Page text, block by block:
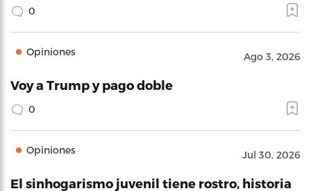
0
Opiniones Ago 3, 2026
Voy a Trump y pago doble
0
Opiniones Jul 30, 2026
El sinhogarismo juvenil tiene rostro, historia